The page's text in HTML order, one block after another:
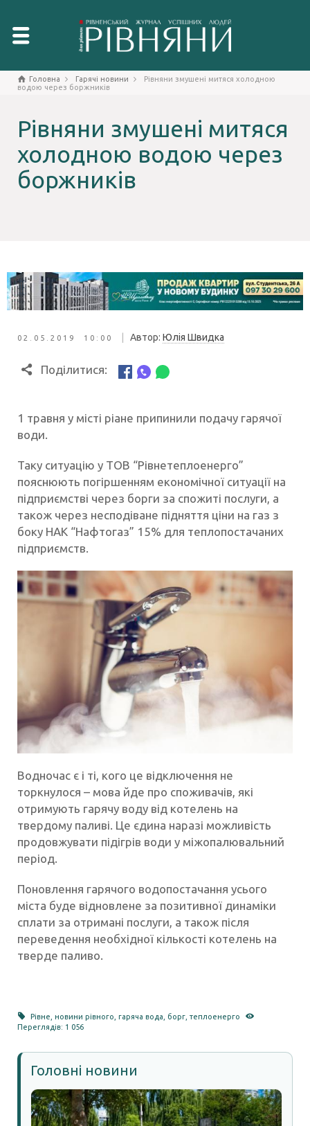
Головна Гарячі новини
Рівняни змушені митяся холодною
водою через боржників
Рівняни змушені митяся
холодною водою через
боржників
02.05.2019 10:00 Автор: Юлія Швидка
Поділитися:
1 травня у місті ріане припинили подачу гарячої
води.
Таку ситуацію у ТОВ “Рівнетеплоенерго”
пояснюють погіршенням економічної ситуації на
підприємстві через борги за спожиті послуги, а
також через несподіване підняття ціни на газ з
боку НАК “Нафтогаз” 15% для теплопостачаних
підприємств.
Водночас є і ті, кого це відключення не
торкнулося – мова йде про споживачів, які
отримують гарячу воду від котелень на
твердому паливі. Це єдина наразі можливість
продовжувати підігрів води у міжопалювальний
період.
Поновлення гарячого водопостачання усього
міста буде відновлене за позитивної динаміки
сплати за отримані послуги, а також після
переведення необхідної кількості котелень на
тверде паливо.
Рівне ,новини рівного ,гаряча вода ,борг ,теплоенерго
Переглядів: 1 056
Головні новини